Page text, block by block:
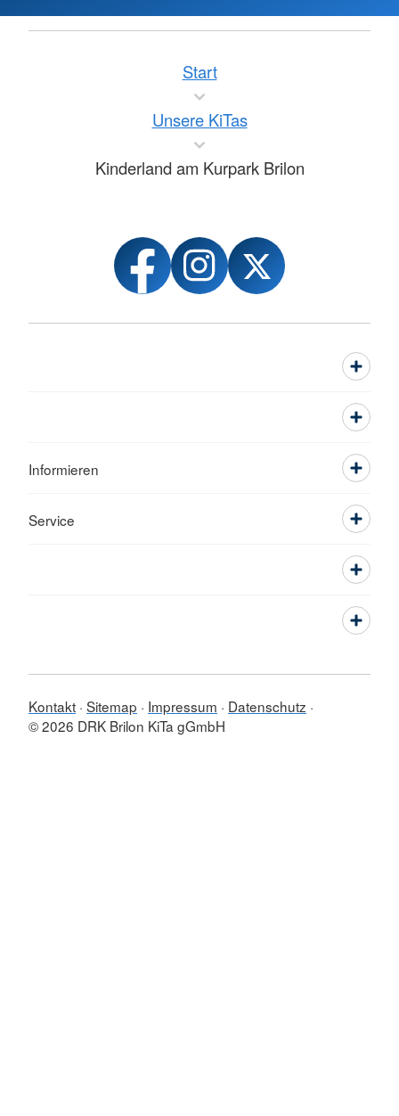
Start
Unsere KiTas
Kinderland am Kurpark Brilon
Informieren
Service
Kontakt Sitemap Impressum
Datenschutz
© 2026 DRK Brilon KiTa gGmbH